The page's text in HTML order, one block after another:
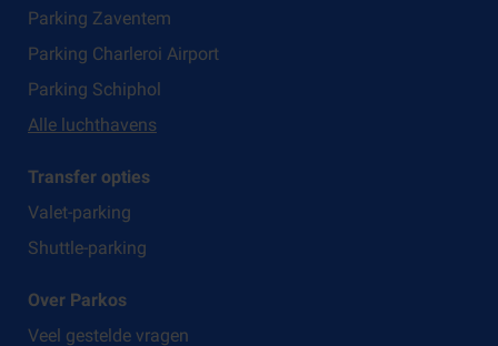
Parking Zaventem
Parking Charleroi Airport
Parking Schiphol
Alle luchthavens
Transfer opties
Valet-parking
Shuttle-parking
Over Parkos
Veel gestelde vragen